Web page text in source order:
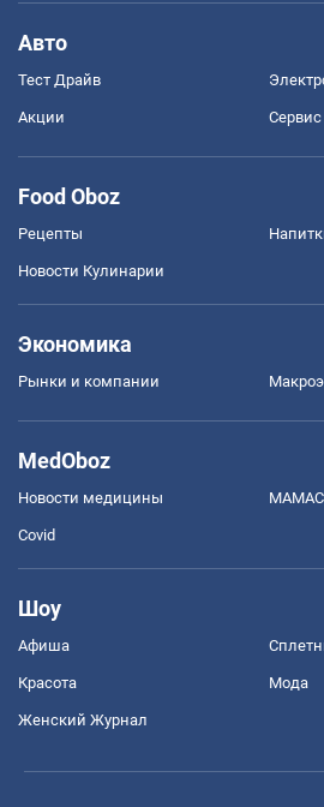
Авто
Тест Драйв
Акции Сервис
Food Oboz
Рецепты
Новости Кулинарии
Экономика
Рынки и компании
MedOboz
Новости медицины
Covid
Шоу
Афиша
Красота Мода
Женский Журнал